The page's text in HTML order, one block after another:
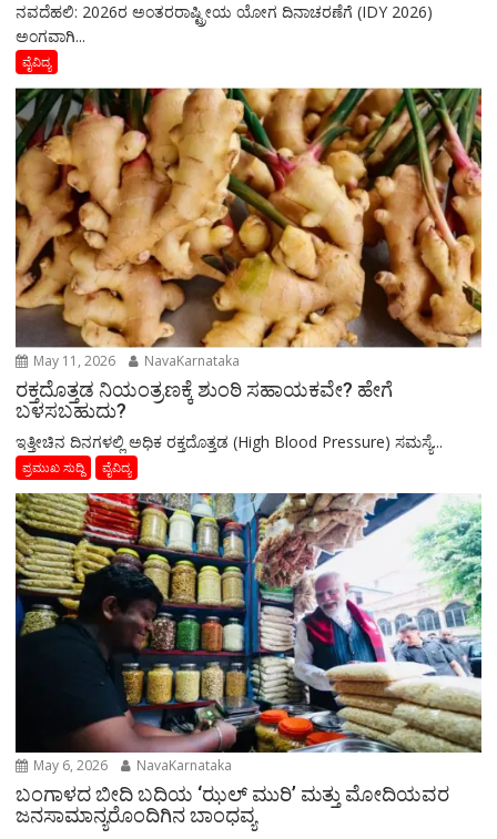
ನವದೆಹಲಿ: 2026ರ ಅಂತರರಾಷ್ಟ್ರೀಯ ಯೋಗ ದಿನಾಚರಣೆಗೆ (IDY 2026)
ಅಂಗವಾಗಿ...
ವೈವಿದ್ಯ
May 11, 2026 NavaKarnataka
ರಕ್ತದೊತ್ತಡ ನಿಯಂತ್ರಣಕ್ಕೆ ಶುಂಠಿ ಸಹಾಯಕವೇ? ಹೇಗೆ
ಬಳಸಬಹುದು?
ಇತ್ತೀಚಿನ ದಿನಗಳಲ್ಲಿ ಅಧಿಕ ರಕ್ತದೊತ್ತಡ (High Blood Pressure) ಸಮಸ್ಯೆ...
ಪ್ರಮುಖ ಸುದ್ದಿ ವೈವಿದ್ಯ
May 6, 2026 NavaKarnataka
ಬಂಗಾಳದ ಬೀದಿ ಬದಿಯ ‘ಝಲ್ ಮುರಿ’ ಮತ್ತು ಮೋದಿಯವರ
ಜನಸಾಮಾನ್ಯರೊಂದಿಗಿನ ಬಾಂಧವ್ಯ